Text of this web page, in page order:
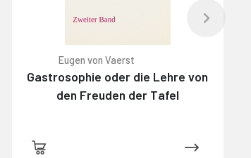
Eugen von Vaerst
Gastrosophie oder die Lehre von
den Freuden der Tafel